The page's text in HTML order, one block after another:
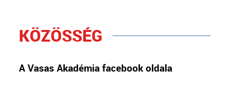
KÖZÖSSÉG
A Vasas Akadémia facebook oldala